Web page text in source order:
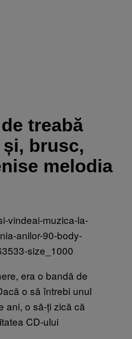
treabă
brusc,
melodia
era o bandă de
o să întrebi unul
ani, o să-ți zică că
CD-ului